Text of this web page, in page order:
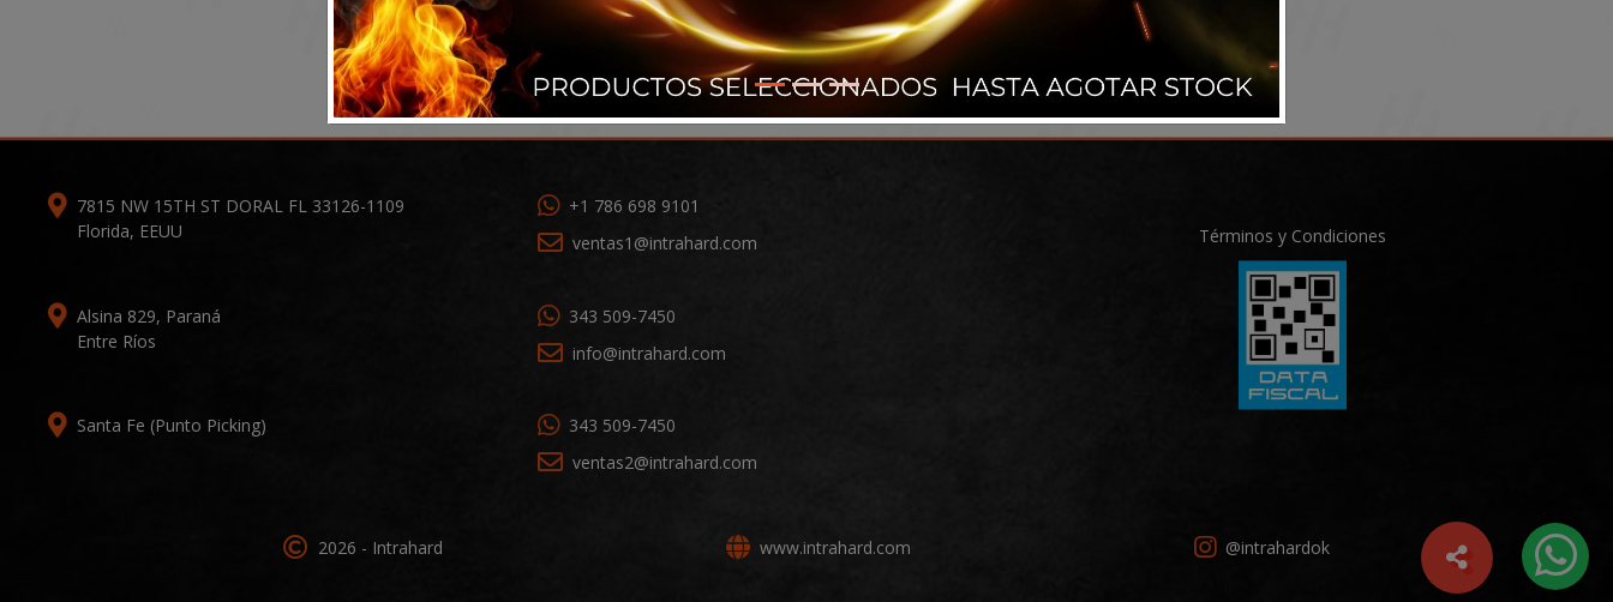
Volver Registrarse
7815 NW 15TH ST DORAL FL 33126-1109
Florida, EEUU
+1 786 698 9101
ventas1@intrahard.com
Alsina 829, Paraná
Entre Ríos
343 509-7450
info@intrahard.com
Santa Fe (Punto Picking)
343 509-7450
ventas2@intrahard.com
Términos y Condiciones
2026 - Intrahard www.intrahard.com @intrahardok